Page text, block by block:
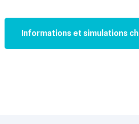
Informations et simulations